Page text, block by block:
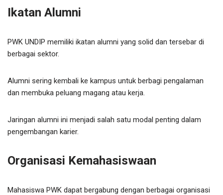
Ikatan Alumni
PWK UNDIP memiliki ikatan alumni yang solid dan tersebar di
berbagai sektor.
Alumni sering kembali ke kampus untuk berbagi pengalaman
dan membuka peluang magang atau kerja.
Jaringan alumni ini menjadi salah satu modal penting dalam
pengembangan karier.
Organisasi Kemahasiswaan
Mahasiswa PWK dapat bergabung dengan berbagai organisasi